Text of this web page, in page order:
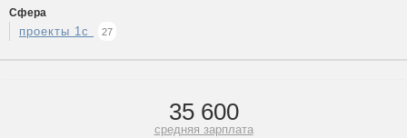
Сфера
проекты 1с 27
35 600
средняя зарплата